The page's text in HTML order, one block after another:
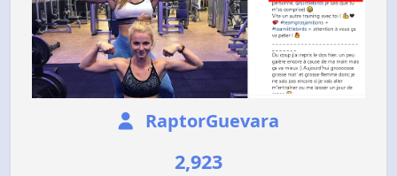
RaptorGuevara
2,923